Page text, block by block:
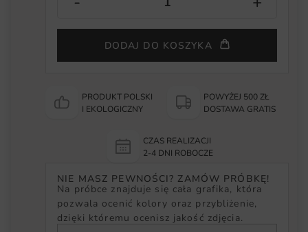
DODAJ DO KOSZYKA
PRODUKT POLSKI
I EKOLOGICZNY
POWYŻEJ 500 ZŁ
DOSTAWA GRATIS
CZAS REALIZACJI
2-4 DNI ROBOCZE
NIE MASZ PEWNOŚCI? ZAMÓW PRÓBKĘ!
Na próbce znajduje się cała grafika, która
pozwala ocenić kolory oraz przybliżenie,
dzięki któremu ocenisz jakość zdjęcia.